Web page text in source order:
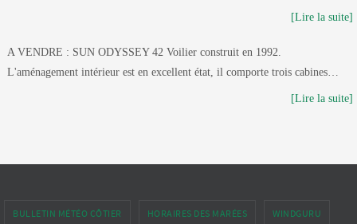
[Lire la suite]
A VENDRE : SUN ODYSSEY 42 Voilier construit en 1992.
L'aménagement intérieur est en excellent état, il comporte trois cabines…
[Lire la suite]
BULLETIN MÉTÉO CÔTIER HORAIRES DES MARÉES WINDGURU